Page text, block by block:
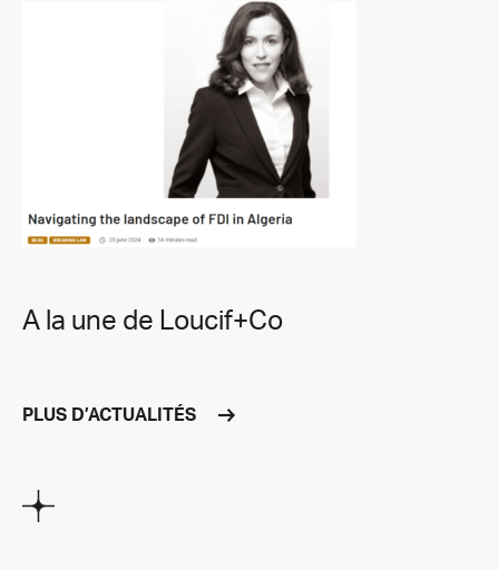
A la une de Loucif+Co
PLUS D’ACTUALITÉS